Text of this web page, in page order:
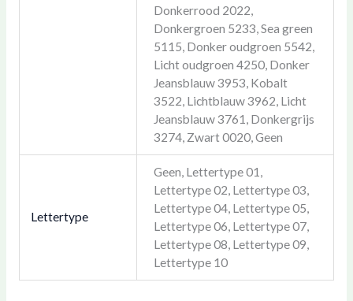
Donkerrood 2022,
Donkergroen 5233, Sea green
5115, Donker oudgroen 5542,
Licht oudgroen 4250, Donker
Jeansblauw 3953, Kobalt
3522, Lichtblauw 3962, Licht
Jeansblauw 3761, Donkergrijs
3274, Zwart 0020, Geen
Lettertype
Geen, Lettertype 01,
Lettertype 02, Lettertype 03,
Lettertype 04, Lettertype 05,
Lettertype 06, Lettertype 07,
Lettertype 08, Lettertype 09,
Lettertype 10